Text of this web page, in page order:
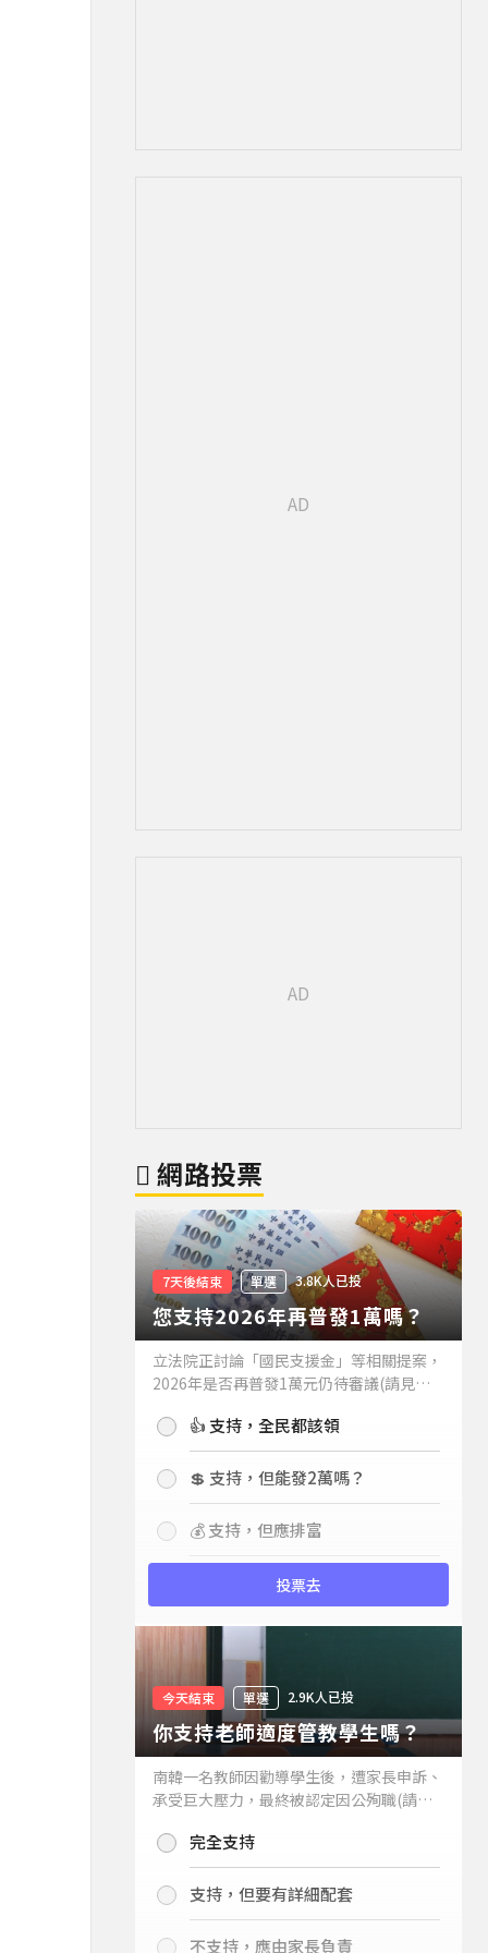
網路投票
7天後結束 單選 3.8K人已投
您支持2026年再普發1萬嗎？
立法院正討論「國民支援金」等相關提案，
2026年是否再普發1萬元仍待審議(請見下
持嗎？👍 支持，全民都該領
💲 支持，但能發2萬嗎？
💰 支持，但應排富
投票去
今天結束 單選 2.9K人已投
你支持老師適度管教學生嗎？
南韓一名教師因勸導學生後，遭家長申訴、
承受巨大壓力，最終被認定因公殉職(請見
你支持老師適度管教學生嗎？
完全支持
支持，但要有詳細配套
不支持，應由家長負責